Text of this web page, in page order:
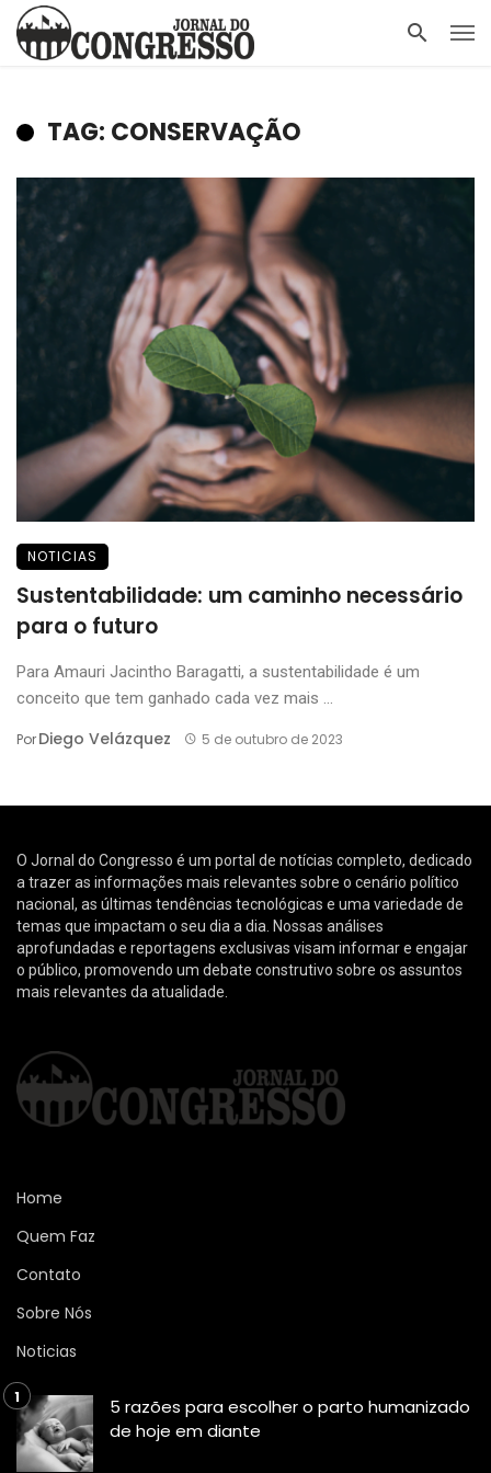
TAG: CONSERVAÇÃO
NOTICIAS
Sustentabilidade: um caminho necessário
para o futuro
Para Amauri Jacintho Baragatti, a sustentabilidade é um
conceito que tem ganhado cada vez mais ...
PorDiego Velázquez 5 de outubro de 2023
O Jornal do Congresso é um portal de notícias completo, dedicado
a trazer as informações mais relevantes sobre o cenário político
nacional, as últimas tendências tecnológicas e uma variedade de
temas que impactam o seu dia a dia. Nossas análises
aprofundadas e reportagens exclusivas visam informar e engajar
o público, promovendo um debate construtivo sobre os assuntos
mais relevantes da atualidade.
Home
Quem Faz
Contato
Sobre Nós
Noticias
5 razões para escolher o parto humanizado
de hoje em diante